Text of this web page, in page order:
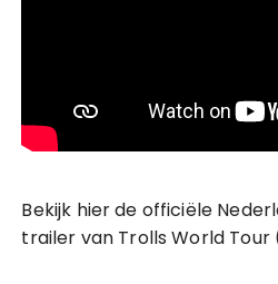
Bekijk hier de officiële
trailer van Trolls World Tour